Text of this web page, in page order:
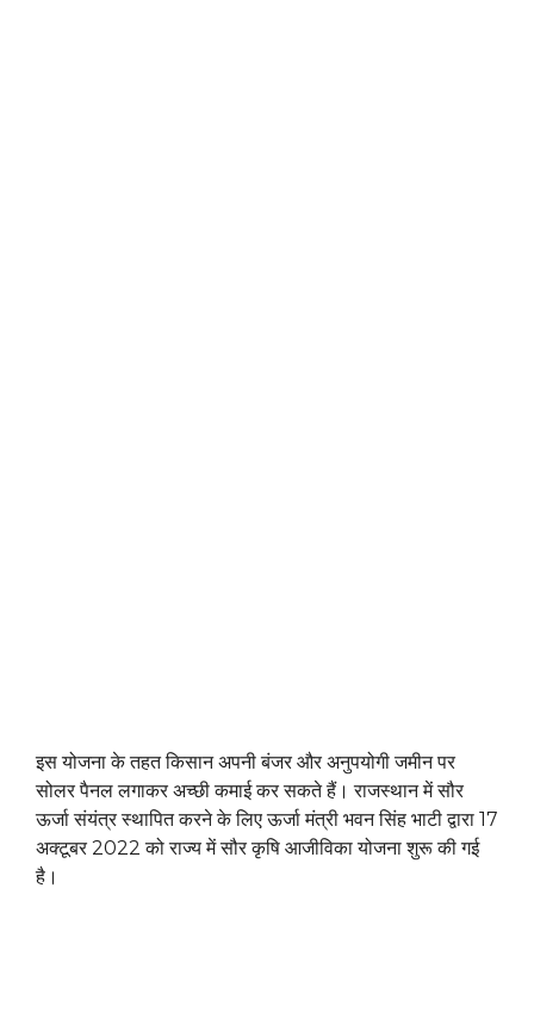
इस योजना के तहत किसान अपनी बंजर और अनुपयोगी जमीन पर
सोलर पैनल लगाकर अच्छी कमाई कर सकते हैं। राजस्थान में सौर
ऊर्जा संयंत्र स्थापित करने के लिए ऊर्जा मंत्री भवन सिंह भाटी द्वारा 17
अक्टूबर 2022 को राज्य में सौर कृषि आजीविका योजना शुरू की गई
है।